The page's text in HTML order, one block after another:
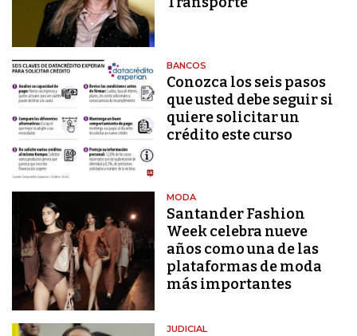
BANCOS
Conozca los seis pasos
que usted debe seguir si
quiere solicitar un
crédito este curso
MODA
Santander Fashion
Week celebra nueve
años como una de las
plataformas de moda
más importantes
JUDICIAL